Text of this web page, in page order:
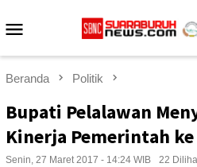
ke
Beranda Politik
Bupati Pelalawan
Kinerja Pemerintah ke
Senin, 27 Maret 2017 - 14:24 WIB 22